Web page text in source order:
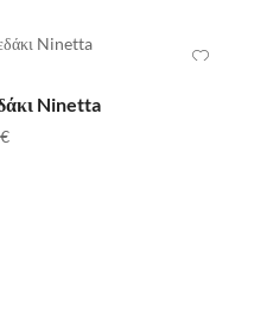
ΚΑΛΆΘΙ
Ninetta
€